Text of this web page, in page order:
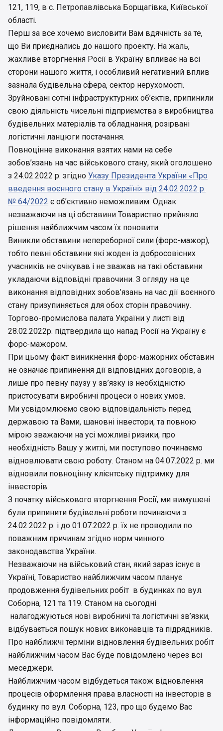
121, 119, в с. Петропавлівська Борщагівка, Київської
області.
Перш за все хочемо висловити Вам вдячність за те,
що Ви приєднались до нашого проекту. На жаль,
жахливе вторгнення Росії в Україну впливає на всі
сторони нашого життя, і особливий негативний вплив
зазнала будівельна сфера, сектор нерухомості.
Зруйновані сотні інфраструктурних об’єктів, припинили
свою діяльність чисельні підприємства з виробництва
будівельних матеріалів та обладнання, розірвані
логістичні ланцюги постачання.
Повноцінне виконання взятих нами на себе
зобов’язань на час військового стану, який оголошено
з 24.02.2022 р. згідно Указу Президента України «Про
введення воєнного стану в Україні» від 24.02.2022 р.
№ 64/2022 є об’єктивно неможливим. Однак
незважаючи на ці обставини Товариство прийняло
рішення найближчим часом їх поновити.
Виникли обставини непереборної сили (форс-мажор),
тобто певні обставини які жоден із добросовісних
учасників не очікував і не зважав на такі обставини
укладаючи відповідні правочини. З огляду на це
виконання відповідних зобов’язань на час дії воєнного
стану призупиняється для обох сторін правочину.
Торгово-промислова палата України у листі від
28.02.2022р. підтвердила що напад Росії на Україну є
форс-мажором.
При цьому факт виникнення форс-мажорних обставин
не означає припинення дії відповідних договорів, а
лише про певну паузу у зв’язку із необхідністю
пристосувати виробничі процеси о нових умов.
Ми усвідомлюємо свою відповідальність перед
державою та Вами, шановні інвестори, та повною
мірою зважаючи на усі можливі ризики, про
необхідність Вашу у житлі, ми поступово починаємо
відновлювати свою роботу. Станом на 04.07.2022 р. ми
відновили повноцінну клієнтську підтримку для
інвесторів.
З початку військового вторгнення Росії, ми вимушені
були припинити будівельні роботи починаючи з
24.02.2022 р. і до 01.07.2022 р. їх не проводили по
поважним причинам згідно норм чинного
законодавства України.
Незважаючи на військовий стан, який зараз існує в
Україні, Товариство найближчим часом планує
продовження будівельних робіт в будинках по вул.
Соборна, 121 та 119. Станом на сьогодні
налагоджуються нові виробничі та логістичні зв’язки,
відбувається пошук нових виконавців та підрядників.
Про найближчі терміни відновлення будівельних робіт
найближчим часом Вас буде повідомлено через всі
меседжери.
Найближчим часом відбудеться також відновлення
процесів оформлення права власності на інвесторів в
будинку по вул. Соборна, 123, про що будемо Вас
інформаційно повідомляти.